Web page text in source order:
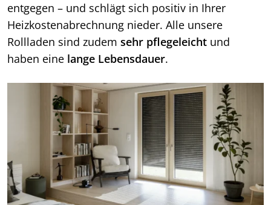
entgegen – und schlägt sich positiv in Ihrer
Heizkostenabrechnung nieder. Alle unsere
Rollladen sind zudem sehr pflegeleicht und
haben eine lange Lebensdauer.